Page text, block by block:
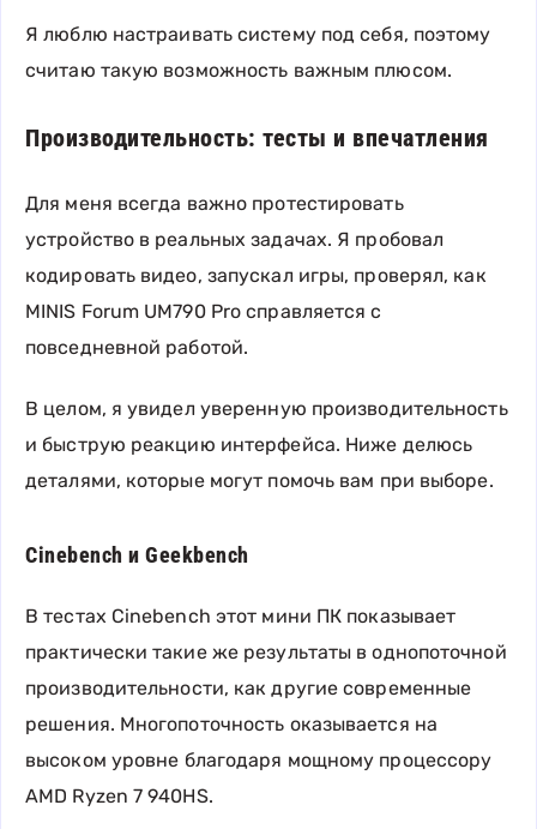
Я люблю настраивать систему под себя, поэтому
считаю такую возможность важным плюсом.
Производительность: тесты и впечатления
Для меня всегда важно протестировать
устройство в реальных задачах. Я пробовал
кодировать видео, запускал игры, проверял, как
MINIS Forum UM790 Pro справляется с
повседневной работой.
В целом, я увидел уверенную производительность
и быструю реакцию интерфейса. Ниже делюсь
деталями, которые могут помочь вам при выборе.
Cinebench и Geekbench
В тестах Cinebench этот мини ПК показывает
практически такие же результаты в однопоточной
производительности, как другие современные
решения. Многопоточность оказывается на
высоком уровне благодаря мощному процессору
AMD Ryzen 7 940HS.